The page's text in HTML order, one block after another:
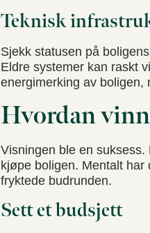
Teknisk
Sjekk statusen på
Eldre systemer kan raskt
energimerking av boligen,
Hvordan
Visningen ble en
kjøpe boligen. Mentalt
fryktede budrunden.
Sett et budsjett